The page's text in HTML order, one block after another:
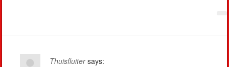
Thuisfluiter says: